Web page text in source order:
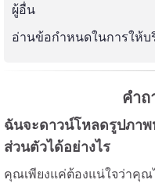
ผู้อื่น
อ่านข้อกำหนดในการให้บ
คำ
ฉันจะดาวน์โหลดรูปภา
ส่วนตัวได้อย่างไร
คุณเพียงแค่ต้องแน่ใจว่าคุ